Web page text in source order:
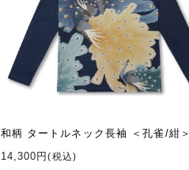
和柄 タートルネック長袖 ＜孔雀/紺＞
14,300円(税込)